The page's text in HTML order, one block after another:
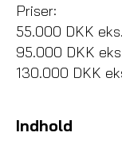
Priser:
55.000 DKK
95.000 DKK
130.000 DKK
Indhold